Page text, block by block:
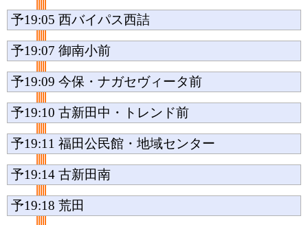
予19:05 西バイパス西詰
予19:07 御南小前
予19:09 今保・ナガセヴィータ前
予19:10 古新田中・トレンド前
予19:11 福田公民館・地域センター
予19:14 古新田南
予19:18 荒田